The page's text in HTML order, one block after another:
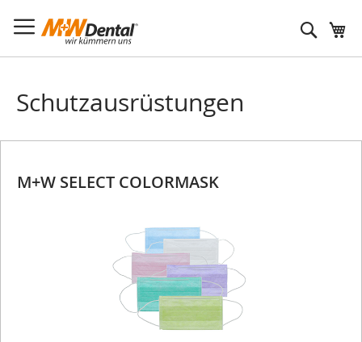
Suche
Schutzausrüstungen
M+W SELECT COLORMASK